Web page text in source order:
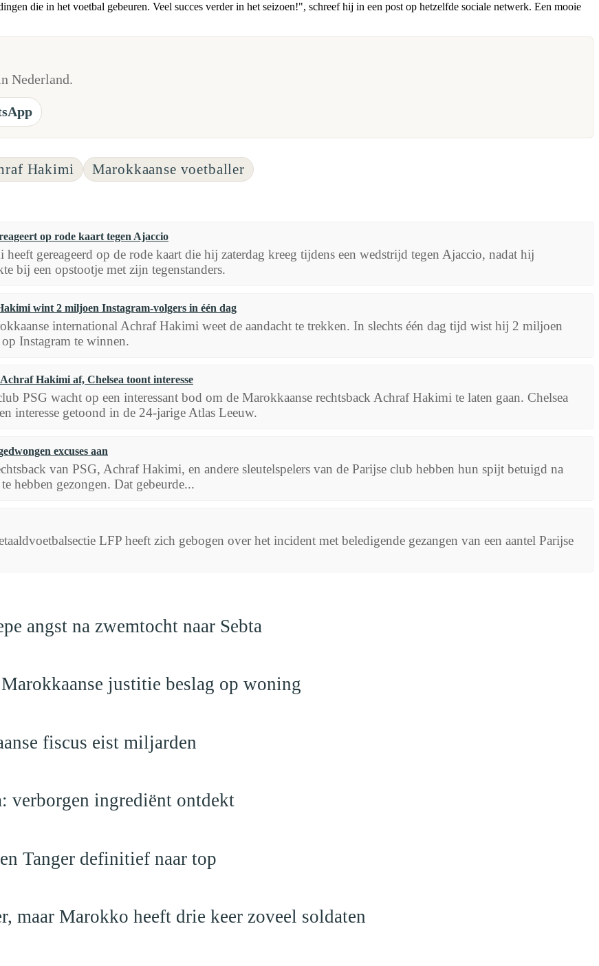
die in het voetbal gebeuren. Veel succes verder in het seizoen!", schreef hij in een post op hetzelfde sociale netwerk. Een mooie
Nederland.
Hakimi Marokkaanse voetballer
op rode kaart tegen Ajaccio
gereageerd op de rode kaart die hij zaterdag kreeg tijdens een wedstrijd tegen Ajaccio, nadat hij
bij een opstootje met zijn tegenstanders.
wint 2 miljoen Instagram-volgers in één dag
international Achraf Hakimi weet de aandacht te trekken. In slechts één dag tijd wist hij 2 miljoen
Instagram te winnen.
Hakimi af, Chelsea toont interesse
PSG wacht op een interessant bod om de Marokkaanse rechtsback Achraf Hakimi te laten gaan. Chelsea
interesse getoond in de 24-jarige Atlas Leeuw.
excuses aan
van PSG, Achraf Hakimi, en andere sleutelspelers van de Parijse club hebben hun spijt betuigd na
hebben gezongen. Dat gebeurde...
LFP heeft zich gebogen over het incident met beledigende gezangen van een aantel Parijse
angst na zwemtocht naar Sebta
justitie beslag op woning
fiscus eist miljarden
verborgen ingrediënt ontdekt
Tanger definitief naar top
maar Marokko heeft drie keer zoveel soldaten